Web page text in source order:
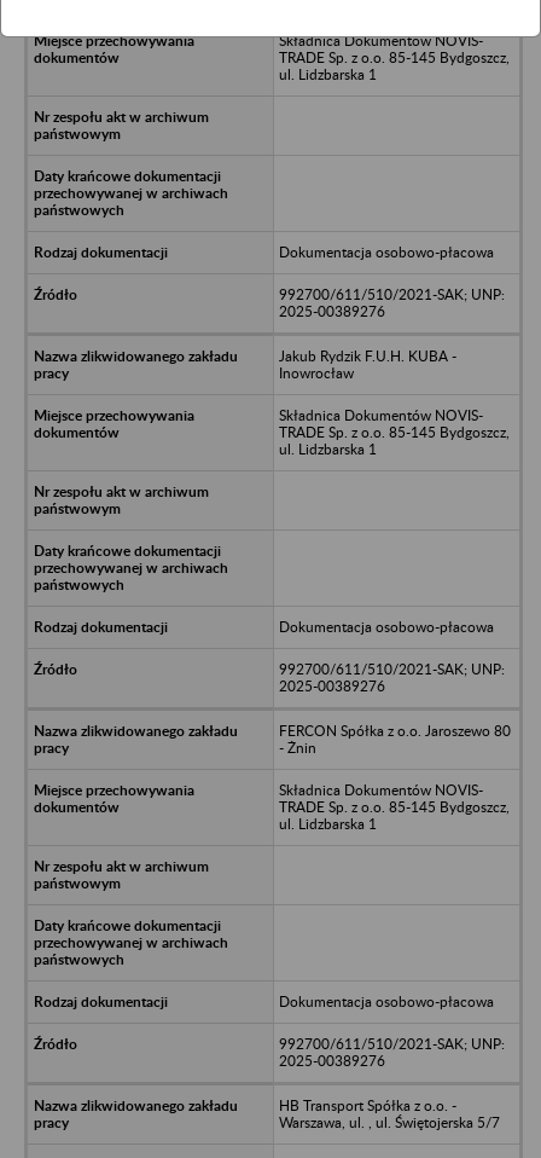
Składnica Dokumentów NOVIS-
TRADE Sp. z o.o. 85-145 Bydgoszcz,
ul. Lidzbarska 1
Dokumentacja osobowo-płacowa
992700/611/510/2021-SAK; UNP:
2025-00389276
Jakub Rydzik F.U.H. KUBA -
Inowrocław
Składnica Dokumentów NOVIS-
TRADE Sp. z o.o. 85-145 Bydgoszcz,
ul. Lidzbarska 1
Dokumentacja osobowo-płacowa
992700/611/510/2021-SAK; UNP:
2025-00389276
FERCON Spółka z o.o. Jaroszewo 80
- Żnin
Składnica Dokumentów NOVIS-
TRADE Sp. z o.o. 85-145 Bydgoszcz,
ul. Lidzbarska 1
Dokumentacja osobowo-płacowa
992700/611/510/2021-SAK; UNP:
2025-00389276
HB Transport Spółka z o.o. -
Warszawa, ul. , ul. Świętojerska 5/7